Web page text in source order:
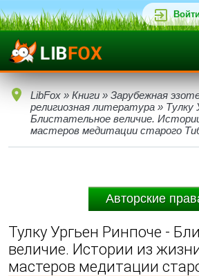
Войти
LibFox » Книги » Зарубежная
религиозная литература » Тулку
Блистательное величие.
мастеров медитации старого
Авторские
Тулку Ургьен Ринпоче -
величие. Истории из
мастеров медитации